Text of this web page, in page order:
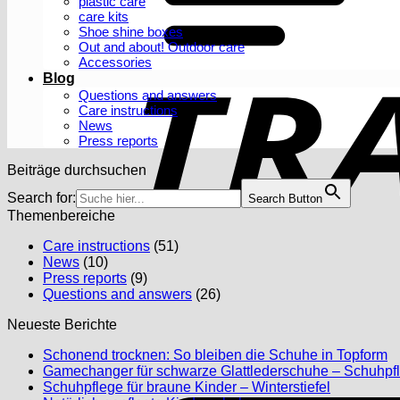
care kits
Shoe shine boxes
Out and about! Outdoor care
Accessories
Blog
Questions and answers
Care instructions
News
Press reports
Beiträge durchsuchen
Search for:
Search Button
Themenbereiche
Care instructions (51)
News (10)
Press reports (9)
Questions and answers (26)
Neueste Berichte
Schonend trocknen: So bleiben die Schuhe in TopformNo
Gamechanger für schwarze Glattlederschuhe –
Schuhpflege für braune Kinder – Winterstiefel